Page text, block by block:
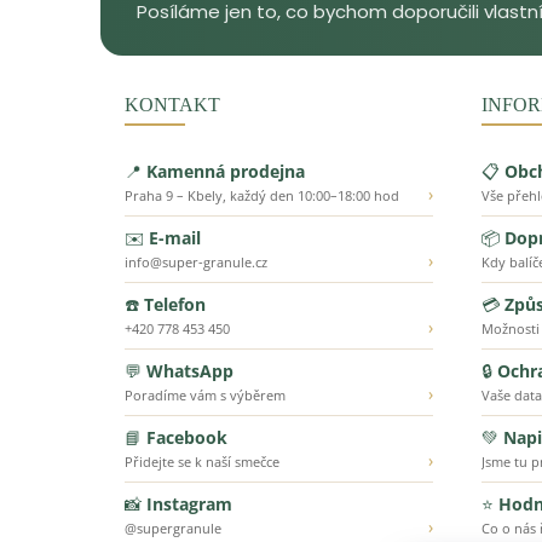
KONTAKT
📍 Kamenná prodejna
Praha 9 – Kbely, každý den 10:00–18:00 hod
›
✉️ E-mail
info@super-granule.cz
›
☎️ Telefon
+420 778 453 450
›
💬 WhatsApp
Poradíme vám s výběrem
›
📘 Facebook
Přidejte se k naší smečce
›
📸 Instagram
@supergranule ›
📋
Vše
📦
Kdy
💳
🔒
Vaše
💚
Jsme tu
⭐
Co o nás